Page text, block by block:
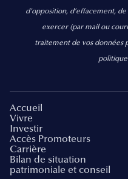
d’opposition, d’effacement,
exercer (par mail ou
traitement de vos données
Accueil
Vivre
Investir
Accès Promoteurs
Carrière
Bilan de situation
patrimoniale et conseil